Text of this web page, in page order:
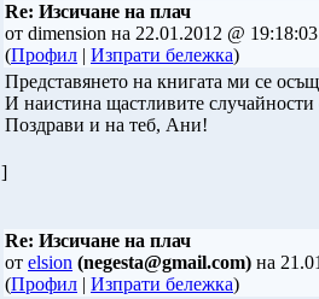
Re: Изсичане на плач
от dimension на 22.01.2012 @ 19:18:03
(Профил | Изпрати бележка)
Представянето на книгата ми се
И наистина щастливите случайности
Поздрави и на теб, Ани!
]
Re: Изсичане на плач
от elsion (negesta@gmail.com) на
(Профил | Изпрати бележка)